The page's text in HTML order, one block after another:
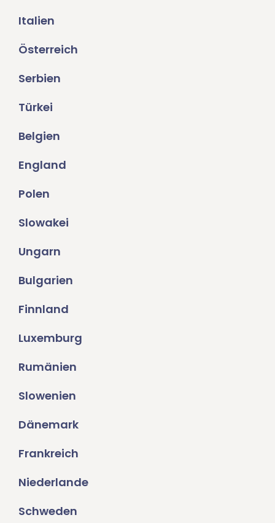
Italien
Österreich
Serbien
Türkei
Belgien
England
Polen
Slowakei
Ungarn
Bulgarien
Finnland
Luxemburg
Rumänien
Slowenien
Dänemark
Frankreich
Niederlande
Schweden